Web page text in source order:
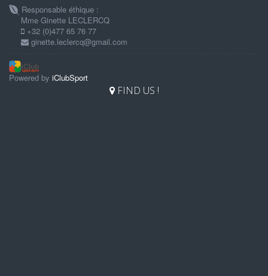
Responsable éthique :
Mme Ginette LECLERCQ
+32 (0)477 65 76 77
ginette.leclercq@gmail.com
Powered by iClubSport
FIND US !